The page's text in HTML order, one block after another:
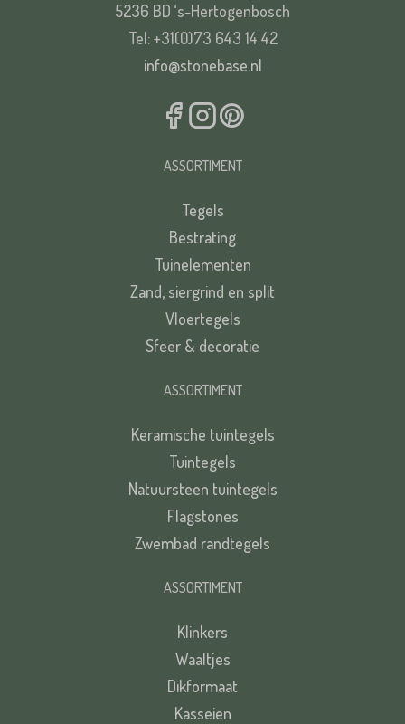
5236 BD ‘s-Hertogenbosch
Tel: +31(0)73 643 14 42
info@stonebase.nl
ASSORTIMENT
Tegels
Bestrating
Tuinelementen
Zand, siergrind en split
Vloertegels
Sfeer & decoratie
ASSORTIMENT
Keramische tuintegels
Tuintegels
Natuursteen tuintegels
Flagstones
Zwembad randtegels
ASSORTIMENT
Klinkers
Waaltjes
Dikformaat
Kasseien